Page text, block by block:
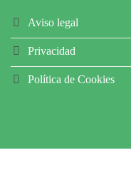
Aviso legal
Privacidad
Política de Cookies